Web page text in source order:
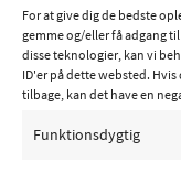
For at give dig de bedste
gemme og/eller få adgang
disse teknologier, kan vi
ID'er på dette websted.
tilbage, kan det have en
Funktionsdygtig
10
11
17
18
24
25